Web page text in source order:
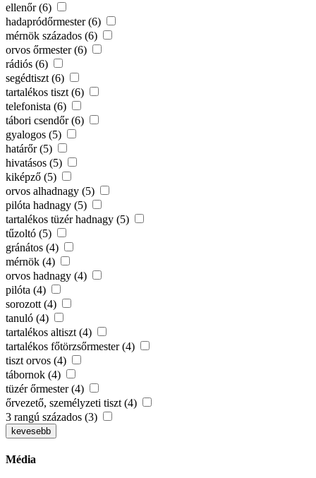
ellenőr (6)
hadapródőrmester (6)
mérnök százados (6)
orvos őrmester (6)
rádiós (6)
segédtiszt (6)
tartalékos tiszt (6)
telefonista (6)
tábori csendőr (6)
gyalogos (5)
határőr (5)
hivatásos (5)
kiképző (5)
orvos alhadnagy (5)
pilóta hadnagy (5)
tartalékos tüzér hadnagy (5)
tűzoltó (5)
gránátos (4)
mérnök (4)
orvos hadnagy (4)
pilóta (4)
sorozott (4)
tanuló (4)
tartalékos altiszt (4)
tartalékos főtörzsőrmester (4)
tiszt orvos (4)
tábornok (4)
tüzér őrmester (4)
őrvezető, személyzeti tiszt (4)
3 rangú százados (3)
kevesebb
Média